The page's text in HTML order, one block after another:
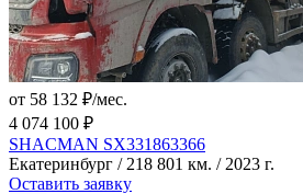
от 58 132 ₽/мес.
4 074 100 ₽
SHACMAN SX331863366
Екатеринбург / 218 801 км. / 2023 г.
Оставить заявку